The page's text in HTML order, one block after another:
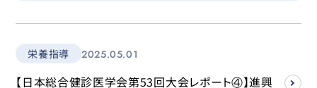
栄養指導 2025.05.01
【日本総合健診医学会第53回大会レポート④】進興